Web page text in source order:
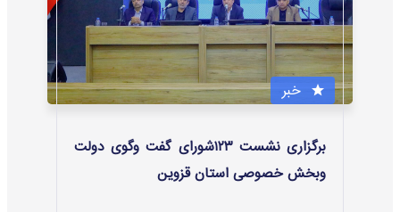
خبر
برگزاری نشست ۱۲۳شورای گفت وگوی دولت
وبخش خصوصی استان قزوین